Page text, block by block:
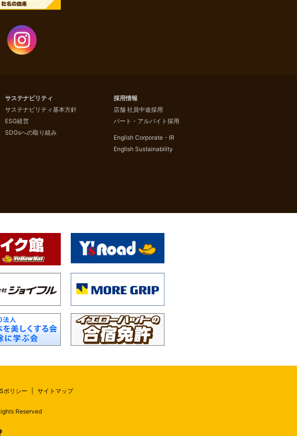
サステナビリティ
サステナビリティ基本方針
ESG経営
SDGsへの取り組み
採用情報
店舗 社員中途採用
パート・アルバイト採用
English Corporate・IR
English Sustainability
ポリシー サイトマップ
Reserved